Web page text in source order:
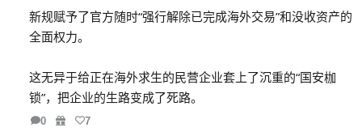
新规赋予了官方随时“强行解除已完成海外交易”和没收资产的
全面权力。
这无异于给正在海外求生的民营企业套上了沉重的“国安枷
锁”，把企业的生路变成了死路。
0 7